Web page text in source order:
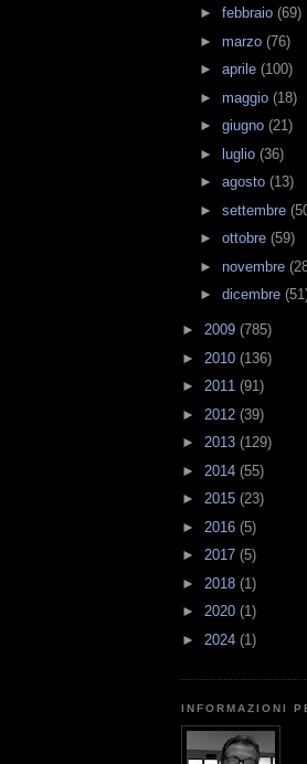
► febbraio (69)
► marzo (76)
► aprile (100)
► maggio (18)
► giugno (21)
►
luglio (36)
► agosto (13)
► settembre
► ottobre (59)
► novembre
► dicembre
► 2009 (785)
► 2010 (136)
► 2011 (91)
► 2012 (39)
► 2013 (129)
► 2014 (55)
► 2015 (23)
► 2016 (5)
► 2017 (5)
► 2018 (1)
► 2020 (1)
► 2024 (1)
INFORMAZIONI